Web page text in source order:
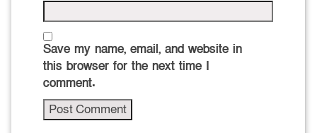
Save my name, email, and website in
this browser for the next time I
comment.